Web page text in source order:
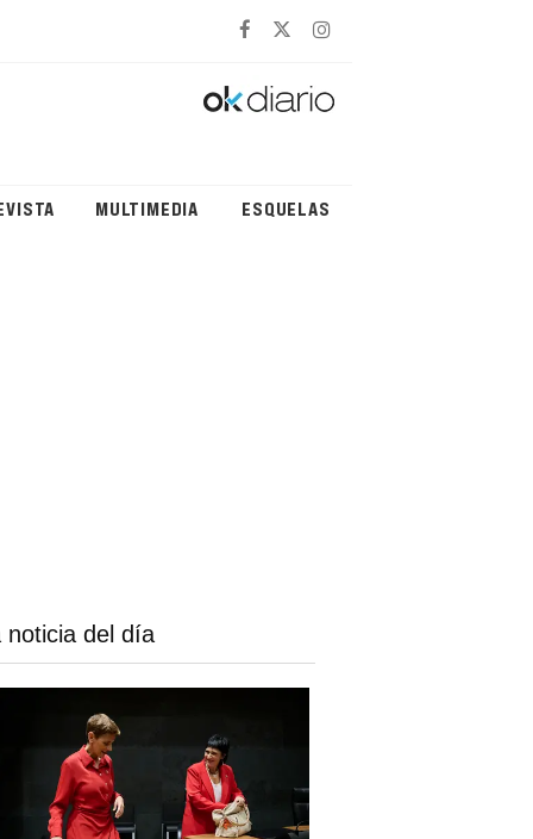
MULTIMEDIA ESQUELAS
noticia del día